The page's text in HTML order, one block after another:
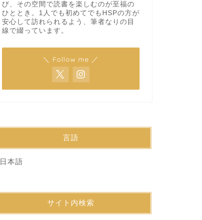
び、その空間で読書を楽しむのが至福の
ひととき。1人でも初めてでもHSPの方が
安心して訪れられるよう、筆者なりの目
線で綴っています。
＼ Follow me ／
言語
日本語
サイト内検索